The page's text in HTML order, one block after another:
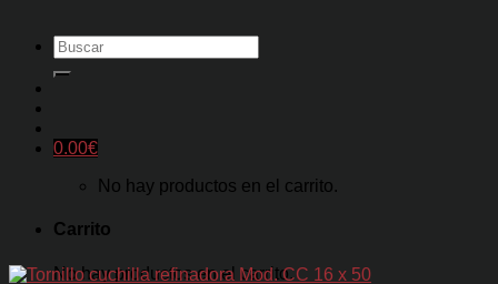
Buscar
por:
0.00€
No hay productos en el carrito.
Carrito
No hay productos en el carrito.